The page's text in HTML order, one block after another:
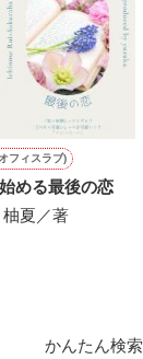
ると嬉しいです。
フィスラブ)
める最後の恋
柚夏／著
かんたん検